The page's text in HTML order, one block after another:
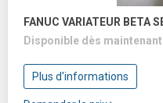
FANUC VARIATEUR BETA
Disponible dès maintenant
Plus d'informations